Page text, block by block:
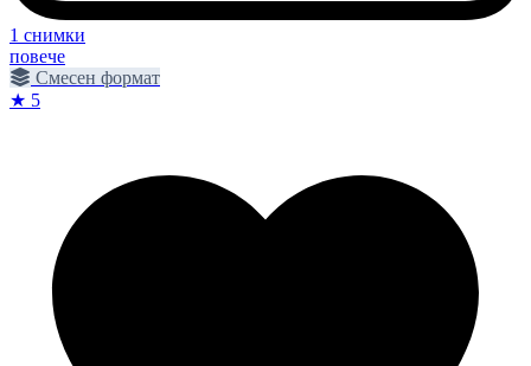
1 снимки
повече
Смесен формат
★ 5